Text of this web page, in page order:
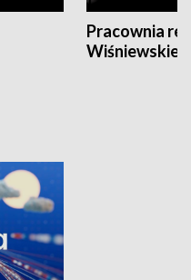
Pracownia